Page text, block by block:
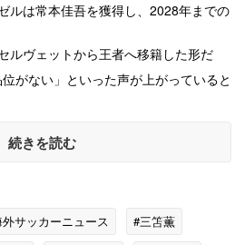
ルは常本佳吾を獲得し、2028年までの
ルヴェットから王者へ移籍した形だ
がない」といった声が上がっていると
続きを読む
サッカーニュース
#三笘薫